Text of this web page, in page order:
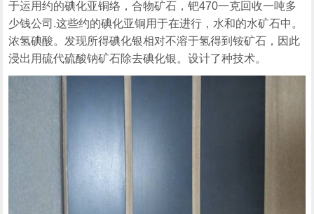
于运用约的碘化亚铜络，合物矿石，钯470一克回收一吨多
少钱公司.这些约的碘化亚铜用于在进行，水和的水矿石中。
浓氢碘酸。发现所得碘化银相对不溶于氢得到铵矿石，因此
浸出用硫代硫酸钠矿石除去碘化银。设计了种技术。